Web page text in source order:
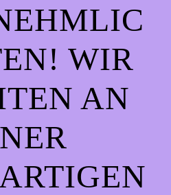
WIR
AN
S